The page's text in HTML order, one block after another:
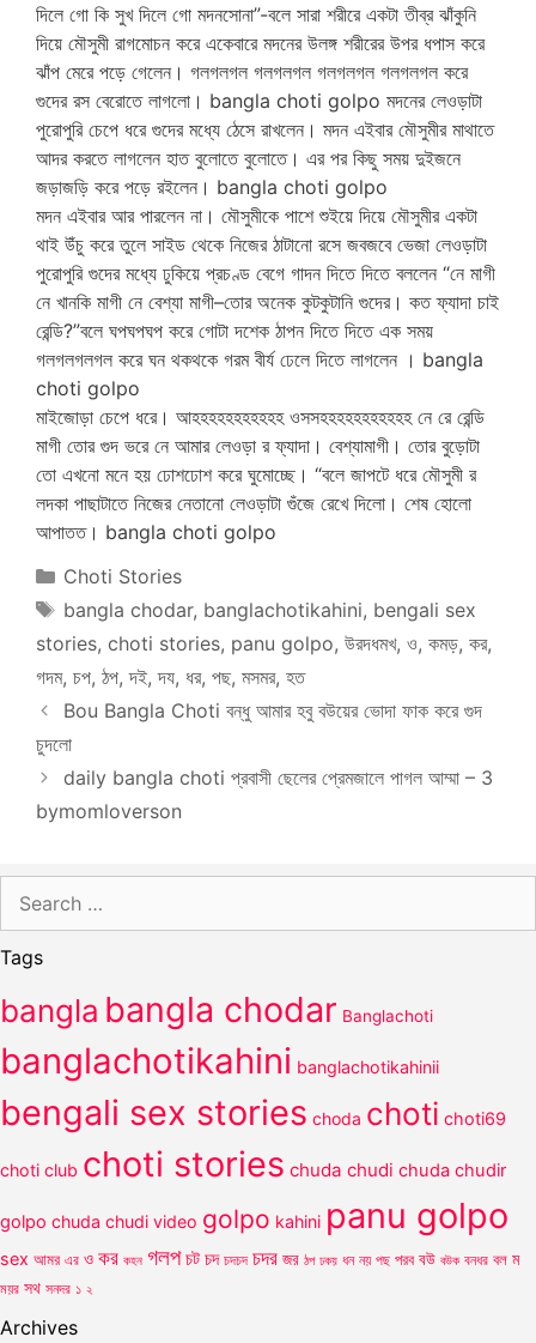
দিলে গো কি সুখ দিলে গো মদনসোনা”-বলে সারা শরীরে একটা তীব্র ঝাঁকুনি
দিয়ে মৌসুমী রাগমোচন করে একেবারে মদনের উলঙ্গ শরীরের উপর ধপাস করে
ঝাঁপ মেরে পড়ে গেলেন। গলগলগল গলগলগল গলগলগল গলগলগল করে
গুদের রস বেরোতে লাগলো। bangla choti golpo মদনের লেওড়াটা
পুরোপুরি চেপে ধরে গুদের মধ্যে ঠেসে রাখলেন। মদন এইবার মৌসুমীর মাথাতে
আদর করতে লাগলেন হাত বুলোতে বুলোতে। এর পর কিছু সময় দুইজনে
জড়াজড়ি করে পড়ে রইলেন। bangla choti golpo
মদন এইবার আর পারলেন না। মৌসুমীকে পাশে শুইয়ে দিয়ে মৌসুমীর একটা
থাই উঁচু করে তুলে সাইড থেকে নিজের ঠাটানো রসে জবজবে ভেজা লেওড়াটা
পুরোপুরি গুদের মধ্যে ঢুকিয়ে প্রচণ্ড বেগে গাদন দিতে দিতে বললেন “নে মাগী
নে খানকি মাগী নে বেশ্যা মাগী–তোর অনেক কুটকুটানি গুদের। কত ফ্যাদা চাই
রেন্ডি?”বলে ঘপঘপঘপ করে গোটা দশেক ঠাপন দিতে দিতে এক সময়
গলগলগলগল করে ঘন থকথকে গরম বীর্য ঢেলে দিতে লাগলেন । bangla
choti golpo
মাইজোড়া চেপে ধরে। আহহহহহহহহহহহ ওসসহহহহহহহহহহহ নে রে রেন্ডি
মাগী তোর গুদ ভরে নে আমার লেওড়া র ফ্যাদা। বেশ্যামাগী। তোর বুড়োটা
তো এখনো মনে হয় ঢোশঢোশ করে ঘুমোচ্ছে। “বলে জাপটে ধরে মৌসুমী র
লদকা পাছাটাতে নিজের নেতানো লেওড়াটা গুঁজে রেখে দিলো। শেষ হোলো
আপাতত। bangla choti golpo
Categories
Choti Stories
Tags
bangla chodar, banglachotikahini, bengali sex
stories, choti stories, panu golpo, উরদধমখ, ও, কমড়, কর,
গদম, চপ, ঠপ,দই,দয, ধর, পছ, মসমর, হত
Bou Bangla Choti বন্ধু আমার হবু বউয়ের ভোদা ফাক করে গুদ
চুদলো
daily bangla choti প্রবাসী ছেলের প্রেমজালে পাগল আম্মা – 3
bymomloverson
for:
Tags
bangla bangla chodar Banglachoti
banglachotikahini banglachotikahinii
bengali sex stories choda choti choti69
choti club choti stories chuda chudi chuda chudir
golpo chuda chudi video golpo kahini panu golpo
sex আমর এর ও কর কহন গলপ চট চদ চদচদ চদর জর ঠপ ঢকয় ধন নয় পছ পরব বউ বউক বনধর বল ম
ময়র সথ সনদর ১ ২
Archives